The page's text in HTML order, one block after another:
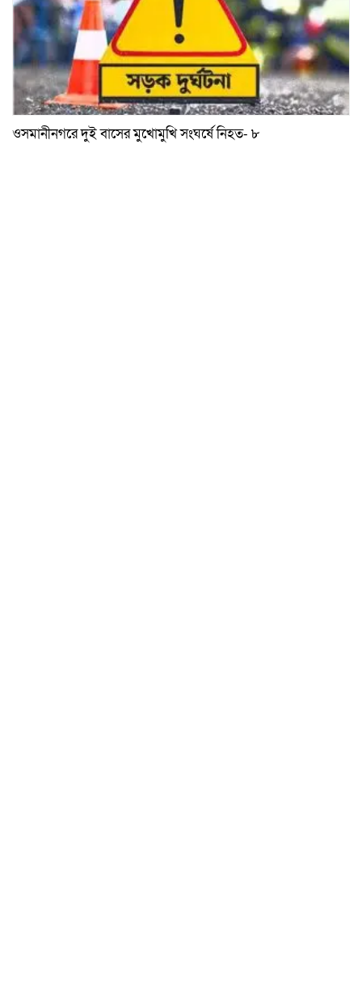
ওসমানীনগরে দুই বাসের মুখোমুখি সংঘর্ষে নিহত- ৮